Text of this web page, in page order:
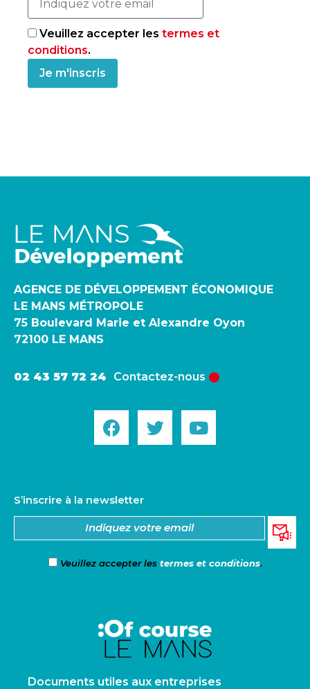
Veuillez accepter les termes et
conditions.
AGENCE DE DÉVELOPPEMENT ÉCONOMIQUE
LE MANS MÉTROPOLE
75 Boulevard Marie et Alexandre Oyon
72100 LE MANS
02 43 57 72 24 Contactez-nous
S’inscrire à la newsletter
Veuillez accepter les termes et conditions.
Documents utiles aux entreprises